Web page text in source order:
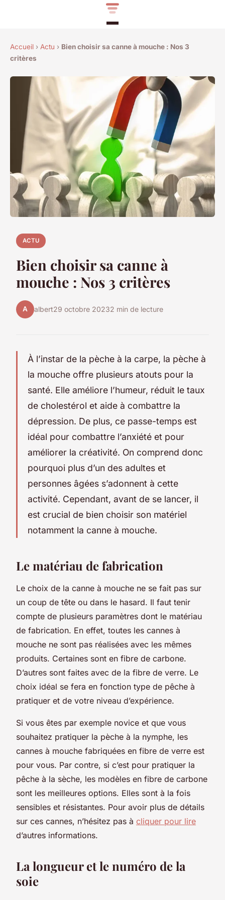
Accueil › Actu › Bien choisir sa canne à mouche : Nos 3
critères
ACTU
Bien choisir sa canne à
mouche : Nos 3 critères
A albert29 octobre 20232 min de lecture
À l’instar de la pèche à la carpe, la pèche à
la mouche offre plusieurs atouts pour la
santé. Elle améliore l’humeur, réduit le taux
de cholestérol et aide à combattre la
dépression. De plus, ce passe-temps est
idéal pour combattre l’anxiété et pour
améliorer la créativité. On comprend donc
pourquoi plus d’un des adultes et
personnes âgées s’adonnent à cette
activité. Cependant, avant de se lancer, il
est crucial de bien choisir son matériel
notamment la canne à mouche.
Le matériau de fabrication
Le choix de la canne à mouche ne se fait pas sur
un coup de tête ou dans le hasard. Il faut tenir
compte de plusieurs paramètres dont le matériau
de fabrication. En effet, toutes les cannes à
mouche ne sont pas réalisées avec les mêmes
produits. Certaines sont en fibre de carbone.
D’autres sont faites avec de la fibre de verre. Le
choix idéal se fera en fonction type de pêche à
pratiquer et de votre niveau d’expérience.
Si vous êtes par exemple novice et que vous
souhaitez pratiquer la pèche à la nymphe, les
cannes à mouche fabriquées en fibre de verre est
pour vous. Par contre, si c’est pour pratiquer la
pêche à la sèche, les modèles en fibre de carbone
sont les meilleures options. Elles sont à la fois
sensibles et résistantes. Pour avoir plus de détails
sur ces cannes, n’hésitez pas à cliquer pour lire
d’autres informations.
La longueur et le numéro de la
soie